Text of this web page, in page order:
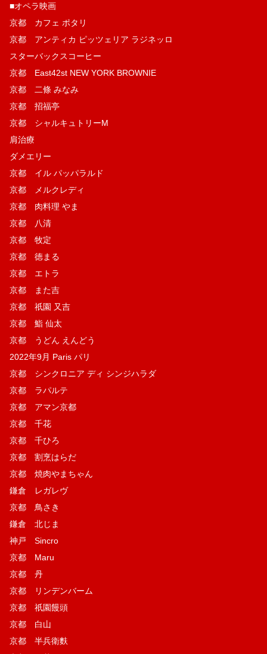
■オペラ映画
京都 カフェ ポタリ
京都 アンティカ ピッツェリア ラジネッロ
スターバックスコーヒー
京都 East42st NEW YORK BROWNIE
京都 二條 みなみ
京都 招福亭
京都 シャルキュトリーM
肩治療
ダメエリー
京都 イル パッパラルド
京都 メルクレディ
京都 肉料理 やま
京都 八清
京都 牧定
京都 徳まる
京都 エトラ
京都 また吉
京都 祇園 又吉
京都 鮨 仙太
京都 うどん えんどう
2022年9月 Paris パリ
京都 シンクロニア ディ シンジハラダ
京都 ラパルテ
京都 アマン京都
京都 千花
京都 千ひろ
京都 割烹はらだ
京都 焼肉やまちゃん
鎌倉 レガレヴ
京都 鳥さき
鎌倉 北じま
神戸 Sincro
京都 Maru
京都 丹
京都 リンデンバーム
京都 祇園饅頭
京都 白山
京都 半兵衛麩